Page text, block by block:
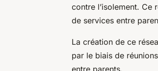
contre l’isolement. Ce
de services entre
La création de ce
par le biais de
entre parents.